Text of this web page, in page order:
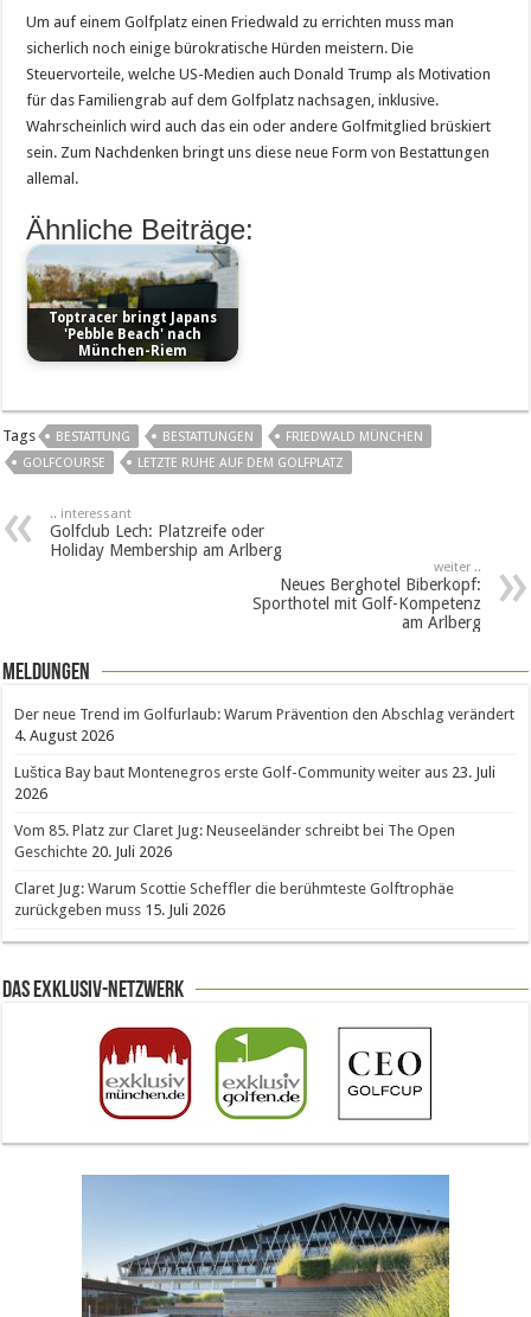
Um auf einem Golfplatz einen Friedwald zu errichten muss man
sicherlich noch einige bürokratische Hürden meistern. Die
Steuervorteile, welche US-Medien auch Donald Trump als Motivation
für das Familiengrab auf dem Golfplatz nachsagen, inklusive.
Wahrscheinlich wird auch das ein oder andere Golfmitglied brüskiert
sein. Zum Nachdenken bringt uns diese neue Form von Bestattungen
allemal.
Ähnliche Beiträge:
Toptracer bringt Japans
'Pebble Beach' nach
München-Riem
Tags BESTATTUNG BESTATTUNGEN
FRIEDWALD MÜNCHEN
GOLFCOURSE
LETZTE RUHE AUF DEM GOLFPLATZ
.. interessant
Golfclub Lech: Platzreife oder
Holiday Membership am Arlberg
weiter ..
Neues Berghotel Biberkopf:
Sporthotel mit Golf-Kompetenz
am Arlberg
Meldungen
Der neue Trend im Golfurlaub: Warum Prävention den Abschlag verändert
4. August 2026
Luštica Bay baut Montenegros erste Golf-Community weiter aus 23. Juli
2026
Vom 85. Platz zur Claret Jug: Neuseeländer schreibt bei The Open
Geschichte 20. Juli 2026
Claret Jug: Warum Scottie Scheffler die berühmteste Golftrophäe
zurückgeben muss 15. Juli 2026
Das Exklusiv-Netzwerk